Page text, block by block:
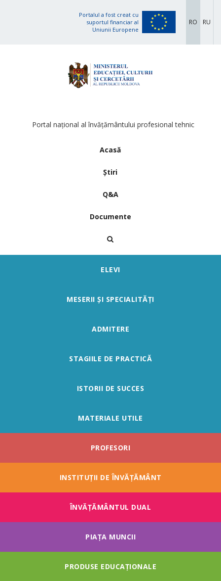
Portalul a fost creat cu
suportul financiar al
Uniunii Europene
RO RU
Portal național al învățământului profesional tehnic
Acasă
Știri
Q&A
Documente
ELEVI
MESERII ȘI SPECIALITĂȚI
ADMITERE
STAGIILE DE PRACTICĂ
ISTORII DE SUCCES
MATERIALE UTILE
PROFESORI
INSTITUȚII DE ÎNVĂȚĂMÂNT
ÎNVĂŢĂMÂNTUL DUAL
PIAȚA MUNCII
PRODUSE EDUCAȚIONALE